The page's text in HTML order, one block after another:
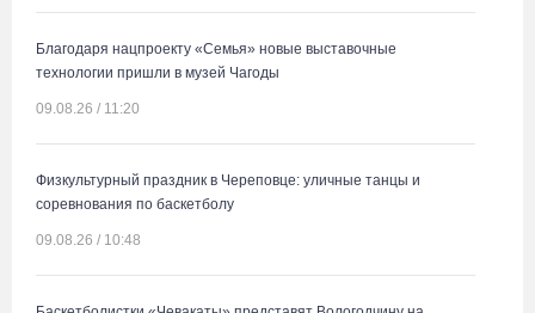
Благодаря нацпроекту «Семья» новые выставочные
технологии пришли в музей Чагоды
09.08.26 / 11:20
Физкультурный праздник в Череповце: уличные танцы и
соревнования по баскетболу
09.08.26 / 10:48